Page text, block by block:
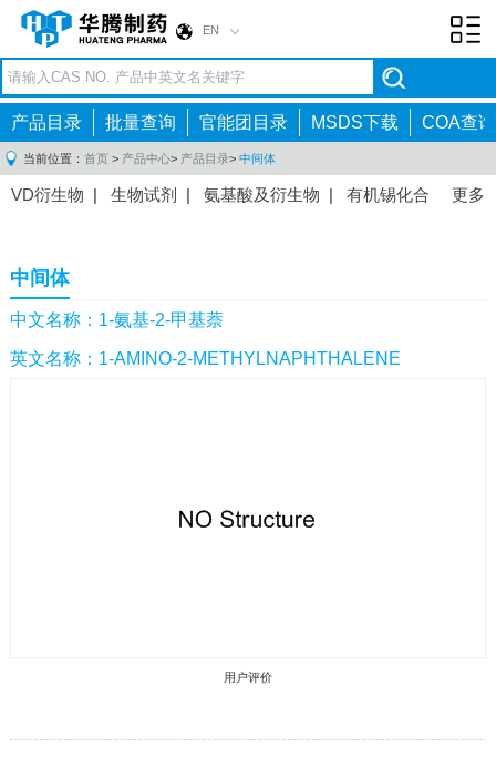
EN
产品目录 批量查询 官能团目录 MSDS下载 COA查询
当前位置： 首页 > 产品中心> 产品目录> 中间体
更多
VD衍生物 | 生物试剂 | 氨基酸及衍生物 | 有机锡化合
间体|
感染药物中间体
体 |抗精神病药物中间体|
药中间体|其他原料药中间体|
中间体
中文名称：1-氨基-2-甲基萘
英文名称：1-AMINO-2-METHYLNAPHTHALENE
用户评价